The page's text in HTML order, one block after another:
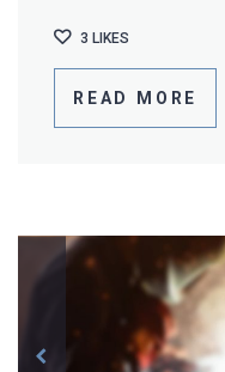
READ MORE
3 LIKES